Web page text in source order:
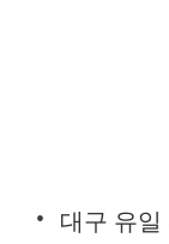
대구 유일